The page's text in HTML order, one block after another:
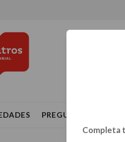
PREGUNTAS
Completa